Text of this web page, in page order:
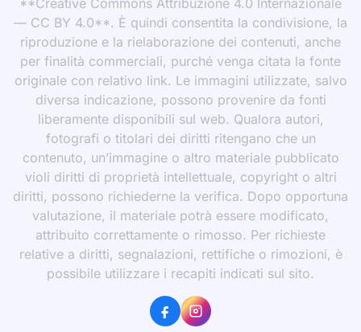
**Creative Commons Attribuzione 4.0 Internazionale
— CC BY 4.0**. È quindi consentita la condivisione, la
riproduzione e la rielaborazione dei contenuti, anche
per finalità commerciali, purché venga citata la fonte
originale con relativo link. Le immagini utilizzate, salvo
diversa indicazione, possono provenire da fonti
liberamente disponibili sul web. Qualora autori,
fotografi o titolari dei diritti ritengano che un
contenuto, un’immagine o altro materiale pubblicato
violi diritti di proprietà intellettuale, copyright o altri
diritti, possono richiederne la verifica. Dopo opportuna
valutazione, il materiale potrà essere modificato,
attribuito correttamente o rimosso. Per richieste
relative a diritti, segnalazioni, rettifiche o rimozioni, è
possibile utilizzare i recapiti indicati sul sito.